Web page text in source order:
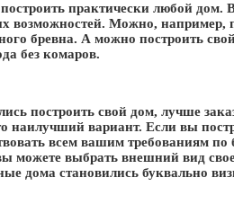
практически любой дом.
возможностей. Можно, например,
бревна. А можно построить
без комаров.
построить свой дом, лучше
наилучший вариант. Если вы
всем вашим требованиям
можете выбрать внешний вид
дома становились буквально